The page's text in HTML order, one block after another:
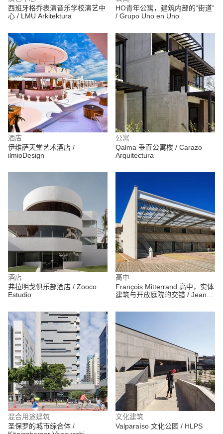
西班牙格乔表演音乐学校演艺中
心 / LMU Arkitektura
HO青年公寓，建筑内部的“街道”
/ Grupo Uno en Uno
酒店
伊维萨天堂艺术酒店 /
ilmioDesign
公寓
Qalma 垂直公寓楼 / Carazo
Arquitectura
酒店
弗拉明戈俱乐部酒店 / Zooco
Estudio
高中
François Mitterrand 高中，实体
建筑与开放庭院的交错 / Jean
混合用途建筑
圣保罗的城市综合体 /
文化建筑
Valparaíso 文化公园 / HLPS